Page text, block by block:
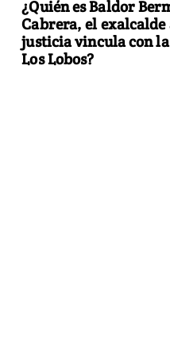
¿Quién es Baldor
Cabrera, el exalcalde
justicia vincula con
Los Lobos?